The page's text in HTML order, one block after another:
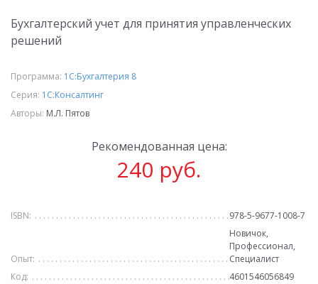
Бухгалтерский учет для принятия управленческих
решений
Программа: 1С:Бухгалтерия 8
Серия: 1С:Консалтинг
Авторы: М.Л. Пятов
Рекомендованная цена:
240 руб.
ISBN: 978-5-9677-1008-7
Опыт:
Новичок,
Профессионал,
Специалист
Код:
4601546056849